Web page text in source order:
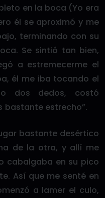
en la boca (Yo era
él se aproximó y me
terminando con su
Se sintió tan bien,
a estremecerme el
él me iba tocando el
dos dedos, costó
bastante estrecho”.
bastante desértico
de la otra, y allí me
cabalgaba en su pico
Así que me senté en
a lamer el culo,